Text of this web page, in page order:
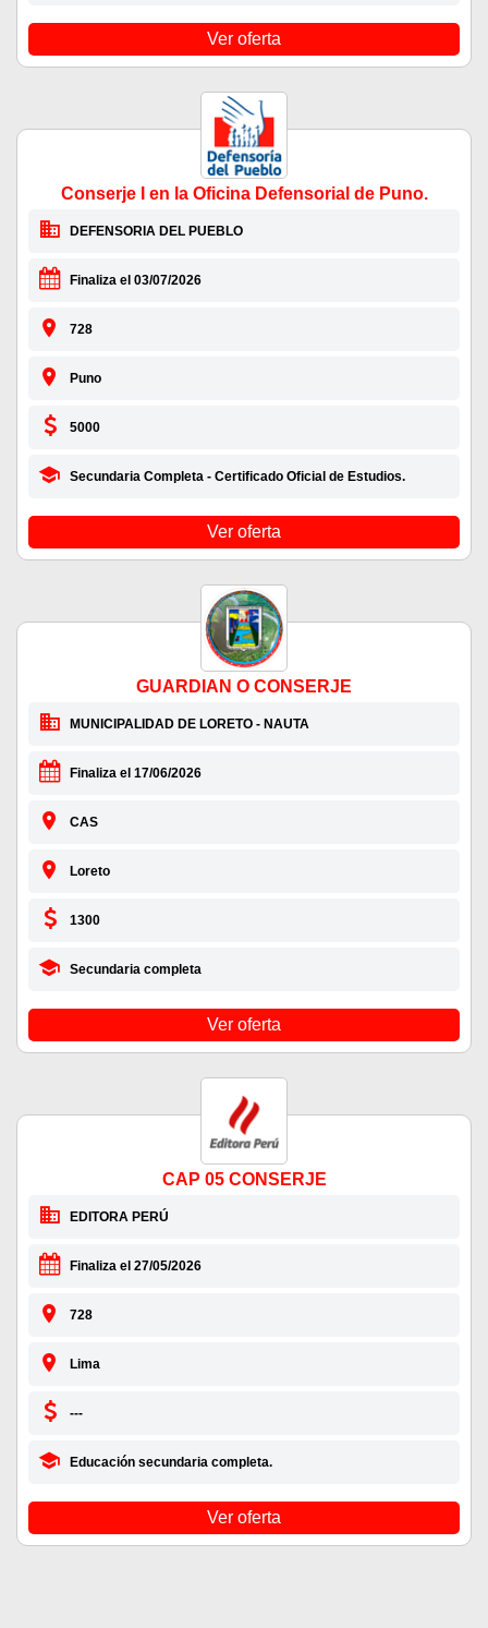
Ver oferta
Conserje I en la Oficina Defensorial de Puno.
DEFENSORIA DEL PUEBLO
Finaliza el 03/07/2026
728
Puno
5000
Secundaria Completa - Certificado Oficial de Estudios.
Ver oferta
GUARDIAN O CONSERJE
MUNICIPALIDAD DE LORETO - NAUTA
Finaliza el 17/06/2026
CAS
Loreto
1300
Secundaria completa
Ver oferta
CAP 05 CONSERJE
EDITORA PERÚ
Finaliza el 27/05/2026
728
Lima
---
Educación secundaria completa.
Ver oferta